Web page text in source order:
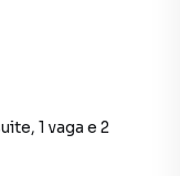
1 vaga e 2